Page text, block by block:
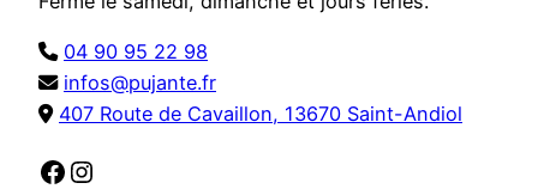
04 90 95 22 98
infos@pujante.fr
407 Route de Cavaillon, 13670 Saint-Andiol
Facebook Instagram